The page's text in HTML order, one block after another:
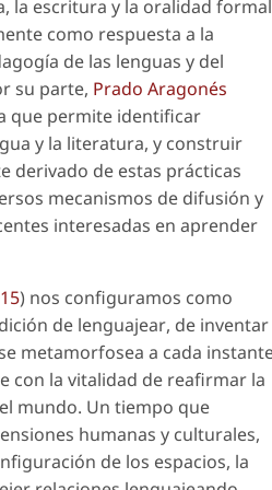
la escritura y la oralidad
como respuesta a la
de las lenguas y del
su parte, Prado Aragonés
que permite identificar
y la literatura, y construir
derivado de estas prácticas
mecanismos de difusión y
interesadas en aprender
) nos configuramos como
de lenguajear, de inventar
metamorfosea a cada
con la vitalidad de reafirmar la
mundo. Un tiempo que
humanas y culturales,
de los espacios, la